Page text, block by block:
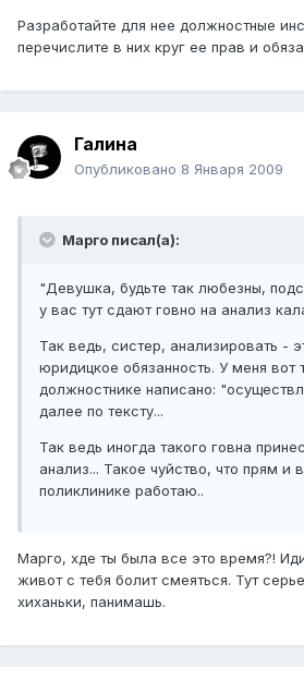
Разработайте для нее должностные
перечислите в них круг ее прав и
Галина
Опубликовано 8 Января 2009
Марго писал(а):
"Девушка, будьте так любезны,
у вас тут сдают говно на анализ
Так ведь, систер, анализировать -
юридицкое обязанность. У меня вот
должностнике написано:
далее по тексту...
Так ведь иногда такого говна
анализ... Такое чуйство, что прям и
поликлинике работаю..
Марго, хде ты была все это время?!
живот с тебя болит смеяться. Тут
хиханьки, панимашь.